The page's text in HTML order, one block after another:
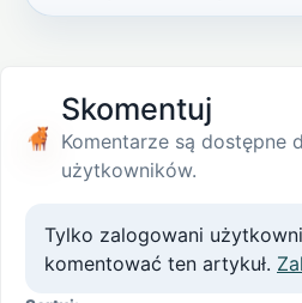
Skomentuj
Komentarze są dostępne
użytkowników.
Tylko zalogowani
komentować ten artykuł.